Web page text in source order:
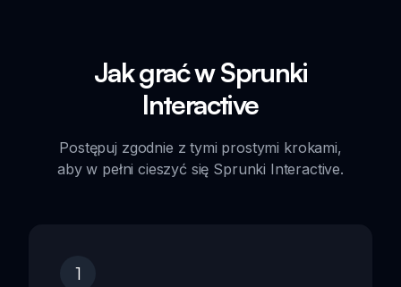
Jak grać w Sprunki
Interactive
Postępuj zgodnie z tymi prostymi krokami,
aby w pełni cieszyć się Sprunki Interactive.
1